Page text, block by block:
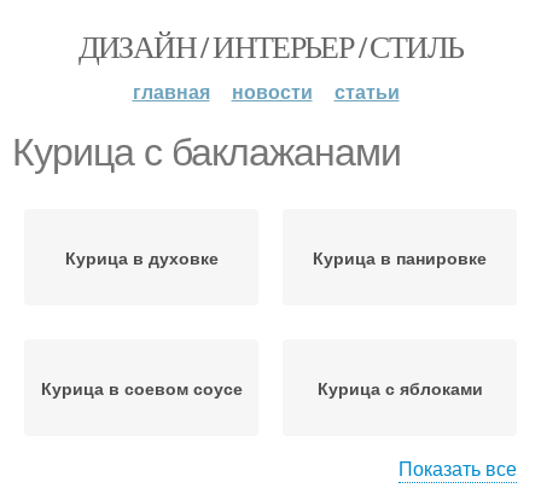
ДИЗАЙН / ИНТЕРЬЕР / СТИЛЬ
главная новости статьи
Курица с баклажанами
Курица в духовке Курица в панировке
Курица в соевом соусе Курица с яблоками
Показать все